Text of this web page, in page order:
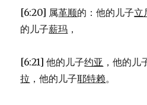
[6:20] 属革顺的：他的儿子立
的儿子薪玛 ，
[6:21] 他的儿子约亚 ，他的儿
拉 ，他的儿子耶特赖。